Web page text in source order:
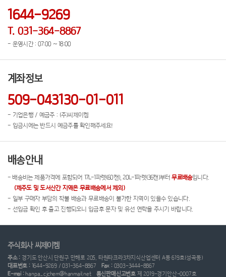
1644-9269
T. 031-364-8867
- 운영시간 : 07:00 ~ 18:00
계좌정보
509-043130-01-011
- 기업은행 / 예금주 : (주)씨제이켐
- 입금시에는 반드시 예금주를 확인해주세요!
배송안내
- 배송비는 제품가격에 포함되어 17L-1파렛(60캔), 20L-1파렛(36캔)부터무료배송입니다.
(제주도 및 도서산간 지역은 무료배송에서 제외)
- 일부 구매자 부담의 착불 배송과 무료배송이 불가한 지역이 있을수 있습니다.
- 선입금 확인 후 출고 진행되오니 입금후 문자 및 유선 연락을 주시기 바랍니다.
주식회사 씨제이켐
주소 : 경기도 안산시 단원구 만해로 205, 타원타크라3차지식산업센터 A동 619호(성곡동)
대표번호 : 1644-9269 / 031-364-8867 Fax : 0303-3444-8867
E-mai :hanpa_cjchem@hanmail.net 통신판매신고번호 제 2019-경기안산-0007호